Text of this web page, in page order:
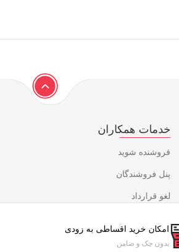
خدمات همکاران
فروشنده شوید
پنل فروشندگان
لغو قرارداد
امکان خرید اقساطی به زودی
بدون چک و ضامن